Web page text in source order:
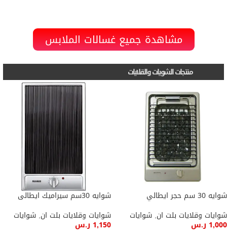
مشاهدة جميع غسالات الملابس
منتجات الشويات والقلايات
شوايه 30 سم حجر ايطالي
شوايات وقلايات بلت ان, شوايات
1,000 ر.س
شوايه 30سم سيراميك ايطالى
شوايات وقلايات بلت ان, شوايات
1,150 ر.س